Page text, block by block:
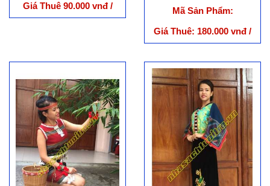
Giá Thuê 90.000 vnđ /
Cái
Mã Sản Phẩm:
Giá Thuê: 180.000 vnđ /
Bộ